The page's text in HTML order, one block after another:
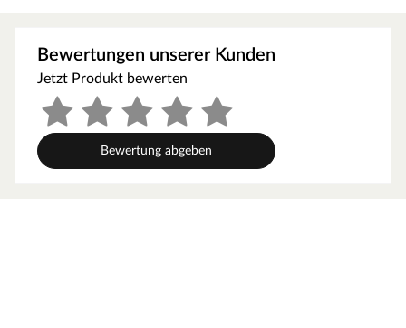
Bewertungen unserer Kunden
Jetzt Produkt bewerten
Bewertung abgeben